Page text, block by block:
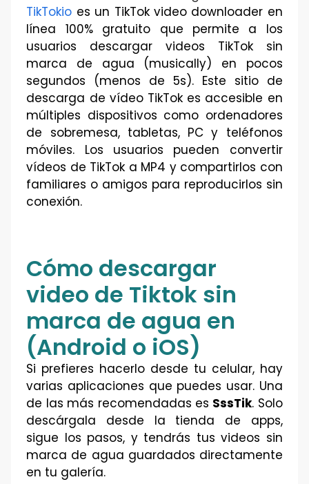
TikTokio es un TikTok video downloader en
línea 100% gratuito que permite a los
usuarios descargar videos TikTok sin
marca de agua (musically) en pocos
segundos (menos de 5s). Este sitio de
descarga de vídeo TikTok es accesible en
múltiples dispositivos como ordenadores
de sobremesa, tabletas, PC y teléfonos
móviles. Los usuarios pueden convertir
vídeos de TikTok a MP4 y compartirlos con
familiares o amigos para reproducirlos sin
conexión.
Cómo descargar
video de Tiktok sin
marca de agua en
(Android o iOS)
Si prefieres hacerlo desde tu celular, hay
varias aplicaciones que puedes usar. Una
de las más recomendadas es SssTik. Solo
descárgala desde la tienda de apps,
sigue los pasos, y tendrás tus videos sin
marca de agua guardados directamente
en tu galería.